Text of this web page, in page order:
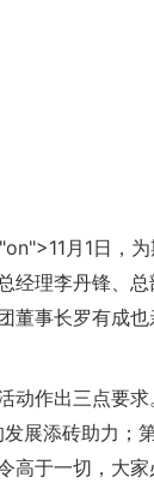
月 1 日
，
经理李丹锋、总
董事长罗有成也
动作出三点要求
展添砖助力；第
高于一切，大家